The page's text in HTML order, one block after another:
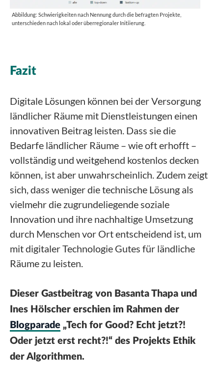
Abbildung: Schwierigkeiten nach Nennung durch die befragten Projekte,
unterschieden nach lokal oder überregionaler Initiierung.
Fazit
Digitale Lösungen können bei der Versorgung
ländlicher Räume mit Dienstleistungen einen
innovativen Beitrag leisten. Dass sie die
Bedarfe ländlicher Räume – wie oft erhofft –
vollständig und weitgehend kostenlos decken
können, ist aber unwahrscheinlich. Zudem zeigt
sich, dass weniger die technische Lösung als
vielmehr die zugrundeliegende soziale
Innovation und ihre nachhaltige Umsetzung
durch Menschen vor Ort entscheidend ist, um
mit digitaler Technologie Gutes für ländliche
Räume zu leisten.
Dieser Gastbeitrag von Basanta Thapa und
Ines Hölscher erschien im Rahmen der
Blogparade „Tech for Good? Echt jetzt?!
Oder jetzt erst recht?!“ des Projekts Ethik
der Algorithmen.